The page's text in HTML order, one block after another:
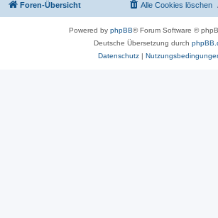
Foren-Übersicht Alle Cookies löschen
Powered by phpBB® Forum Software ©
Deutsche Übersetzung durch
Datenschutz|